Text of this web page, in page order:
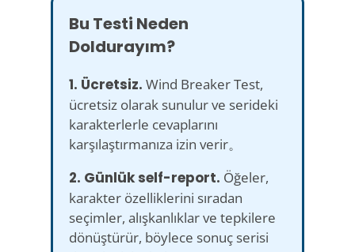
Bu Testi Neden
Doldurayım?
1. Ücretsiz. Wind Breaker Test,
ücretsiz olarak sunulur ve serideki
karakterlerle cevaplarını
karşılaştırmanıza izin verir。
2. Günlük self-report. Öğeler,
karakter özelliklerini sıradan
seçimler, alışkanlıklar ve tepkilere
dönüştürür, böylece sonuç serisi